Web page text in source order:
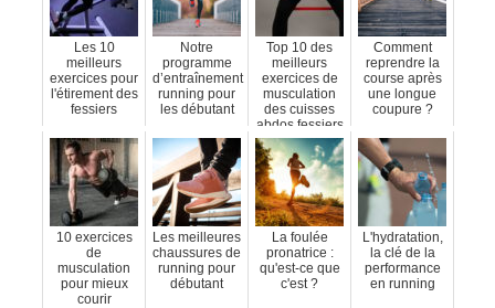
Les 10
meilleurs
exercices pour
l'étirement des
fessiers
Notre
programme
d’entraînement
running pour
les débutant
Top 10 des
meilleurs
exercices de
musculation
des cuisses
abdos fessiers
Comment
reprendre la
course après
une longue
coupure ?
10 exercices
de
musculation
pour mieux
courir
Les meilleures
chaussures de
running pour
débutant
La foulée
pronatrice :
qu'est-ce que
c'est ?
L'hydratation,
la clé de la
performance
en running